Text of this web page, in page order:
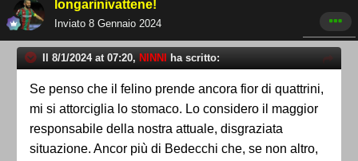
longarinivattene!
Inviato 8 Gennaio 2024
Il 8/1/2024 at 07:20, NINNI ha scritto:
Se penso che il felino prende ancora fior di quattrini,
mi si attorciglia lo stomaco. Lo considero il maggior
responsabile della nostra attuale, disgraziata
situazione. Ancor più di Bedecchi che, se non altro,